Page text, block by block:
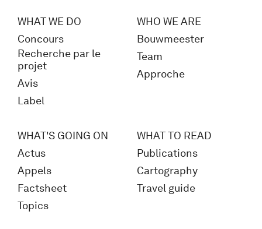
WHAT WE DO
Concours
Recherche par le
projet
Avis
Label
WHO WE ARE
Bouwmeester
Team
Approche
WHAT'S GOING ON
Actus
Appels
Factsheet
Topics
WHAT TO READ
Publications
Cartography
Travel guide